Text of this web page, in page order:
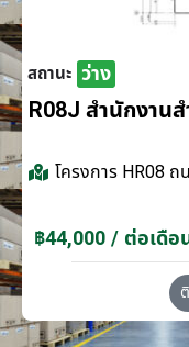
สถานะ ว่าง
R08J สำนักงานส
โครงการ HR08 ถ
฿44,000 / ต่อเดือ